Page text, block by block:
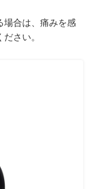
場合は、痛みを感
さい。